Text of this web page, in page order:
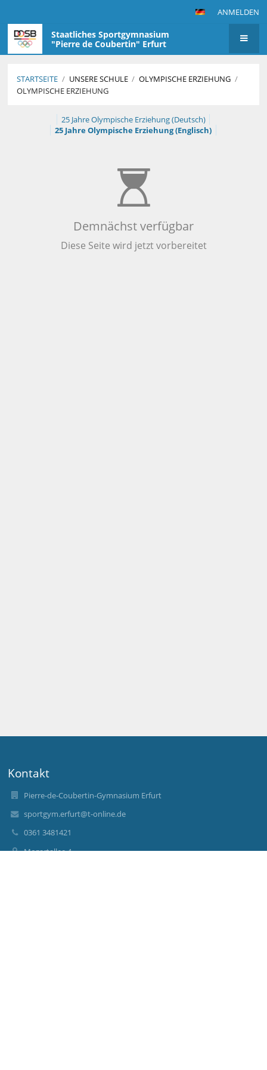
ANMELDEN
Staatliches Sportgymnasium
"Pierre de Coubertin" Erfurt
STARTSEITE / UNSERE SCHULE / OLYMPISCHE ERZIEHUNG /
OLYMPISCHE ERZIEHUNG
Olympische
Erziehung
25 Jahre Olympische Erziehung (Deutsch)
25 Jahre Olympische Erziehung (Englisch)
Demnächst verfügbar
Diese Seite wird jetzt vorbereitet
Kontakt
Pierre-de-Coubertin-Gymnasium Erfurt
sportgym.erfurt@t-online.de
0361 3481421
Mozartallee 4